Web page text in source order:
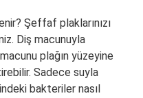
Şeffaf plaklarınızı
Diş macunuyla
plağın yüzeyine
Sadece suyla
bakteriler nasıl